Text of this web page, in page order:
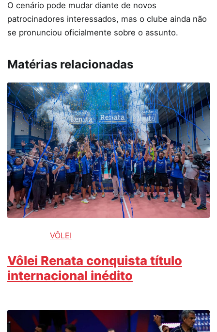
O cenário pode mudar diante de novos
patrocinadores interessados, mas o clube ainda não
se pronunciou oficialmente sobre o assunto.
Matérias relacionadas
VÔLEI
Vôlei Renata conquista título
internacional inédito